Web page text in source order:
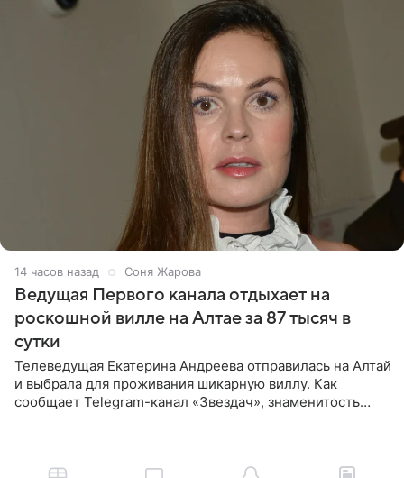
14 часов назад Соня Жарова
Ведущая Первого канала отдыхает на
роскошной вилле на Алтае за 87 тысяч в
сутки
Телеведущая Екатерина Андреева отправилась на Алтай
и выбрала для проживания шикарную виллу. Как
сообщает Telegram-канал «Звездач», знаменитость